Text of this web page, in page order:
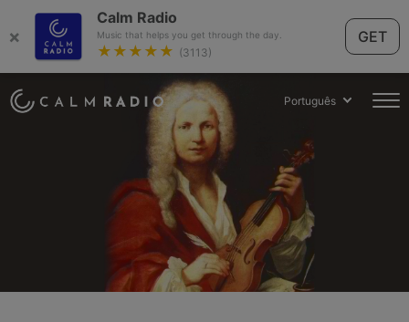
×
Calm Radio
Music that helps you get through the day.
★★★★★ (3113)
GET
Português